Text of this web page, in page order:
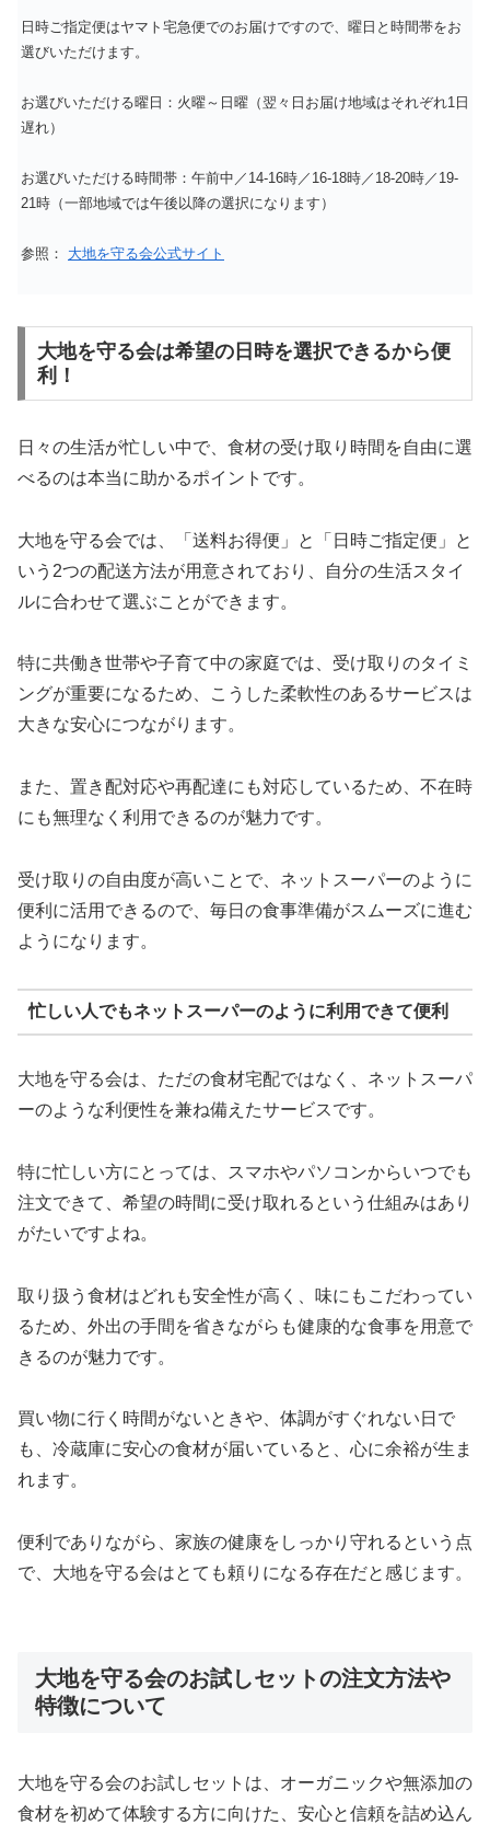
日時ご指定便はヤマト宅急便でのお届けですので、曜日と時間帯をお
選びいただけます。
お選びいただける曜日：火曜～日曜（翌々日お届け地域はそれぞれ1日
遅れ）
お選びいただける時間帯：午前中／14-16時／16-18時／18-20時／19-
21時（一部地域では午後以降の選択になります）
参照： 大地を守る会公式サイト
大地を守る会は希望の日時を選択できるから便
利！
日々の生活が忙しい中で、食材の受け取り時間を自由に選
べるのは本当に助かるポイントです。
大地を守る会では、「送料お得便」と「日時ご指定便」と
いう2つの配送方法が用意されており、自分の生活スタイ
ルに合わせて選ぶことができます。
特に共働き世帯や子育て中の家庭では、受け取りのタイミ
ングが重要になるため、こうした柔軟性のあるサービスは
大きな安心につながります。
また、置き配対応や再配達にも対応しているため、不在時
にも無理なく利用できるのが魅力です。
受け取りの自由度が高いことで、ネットスーパーのように
便利に活用できるので、毎日の食事準備がスムーズに進む
ようになります。
忙しい人でもネットスーパーのように利用できて便利
大地を守る会は、ただの食材宅配ではなく、ネットスーパ
ーのような利便性を兼ね備えたサービスです。
特に忙しい方にとっては、スマホやパソコンからいつでも
注文できて、希望の時間に受け取れるという仕組みはあり
がたいですよね。
取り扱う食材はどれも安全性が高く、味にもこだわってい
るため、外出の手間を省きながらも健康的な食事を用意で
きるのが魅力です。
買い物に行く時間がないときや、体調がすぐれない日で
も、冷蔵庫に安心の食材が届いていると、心に余裕が生ま
れます。
便利でありながら、家族の健康をしっかり守れるという点
で、大地を守る会はとても頼りになる存在だと感じます。
大地を守る会のお試しセットの注文方法や
特徴について
大地を守る会のお試しセットは、オーガニックや無添加の
食材を初めて体験する方に向けた、安心と信頼を詰め込ん